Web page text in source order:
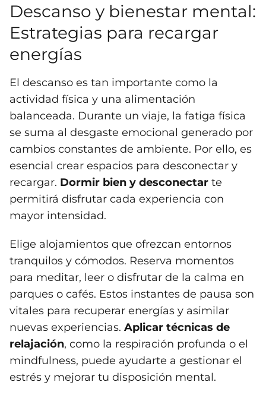
Descanso y bienestar mental:
Estrategias para recargar
energías
El descanso es tan importante como la
actividad física y una alimentación
balanceada. Durante un viaje, la fatiga física
se suma al desgaste emocional generado por
cambios constantes de ambiente. Por ello, es
esencial crear espacios para desconectar y
recargar. Dormir bien y desconectar te
permitirá disfrutar cada experiencia con
mayor intensidad.
Elige alojamientos que ofrezcan entornos
tranquilos y cómodos. Reserva momentos
para meditar, leer o disfrutar de la calma en
parques o cafés. Estos instantes de pausa son
vitales para recuperar energías y asimilar
nuevas experiencias. Aplicar técnicas de
relajación, como la respiración profunda o el
mindfulness, puede ayudarte a gestionar el
estrés y mejorar tu disposición mental.